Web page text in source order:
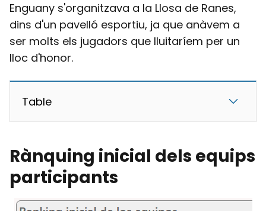
Enguany s'organitzava a la Llosa de Ranes,
dins d'un pavelló esportiu, ja que anàvem a
ser molts els jugadors que lluitaríem per un
lloc d'honor.
Table
Rànquing inicial dels equips
participants